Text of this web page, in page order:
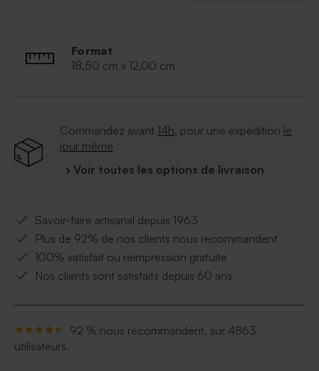
Format
18,50 cm x 12,00 cm
Commandez avant 14h, pour une expédition le
jour même
› Voir toutes les options de livraison
Savoir-faire artisanal depuis 1963
Plus de 92% de nos clients nous recommandent
100% satisfait ou réimpression gratuite
Nos clients sont satisfaits depuis 60 ans
92 % nous recommandent, sur 4863
utilisateurs.